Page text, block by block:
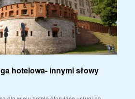
hotelowa- innymi słowy